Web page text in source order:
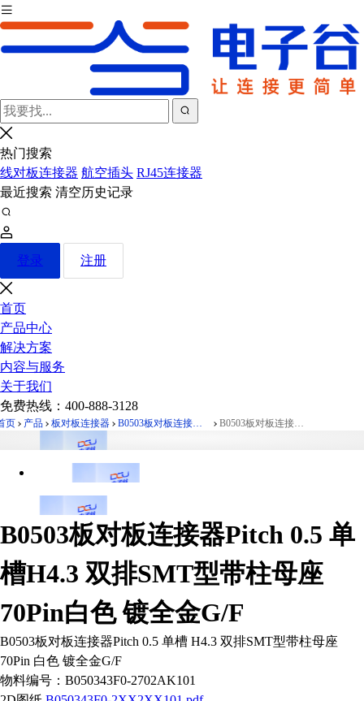
热门搜索
线对板连接器 航空插头 RJ45连接器
最近搜索 清空历史记录
登录 注册
首页
产品中心
解决方案
内容与服务
关于我们
免费热线： 400-888-3128
页 产品 板对板连接器 B0503板对板连接器Pitch 0.5 单槽H4.3 双排SMT型带柱母座 B0503板对板连接器Pitch 0.5 单槽H4.3 双排SMT型带柱母座 70Pin白色 镀全金G/F
B0503板对板连接器Pitch 0.5 单
槽H4.3 双排SMT型带柱母座
70Pin白色 镀全金G/F
B0503板对板连接器Pitch 0.5 单槽 H4.3 双排SMT型带柱母座
70Pin 白色 镀全金G/F
物料编号： B050343F0-2702AK101